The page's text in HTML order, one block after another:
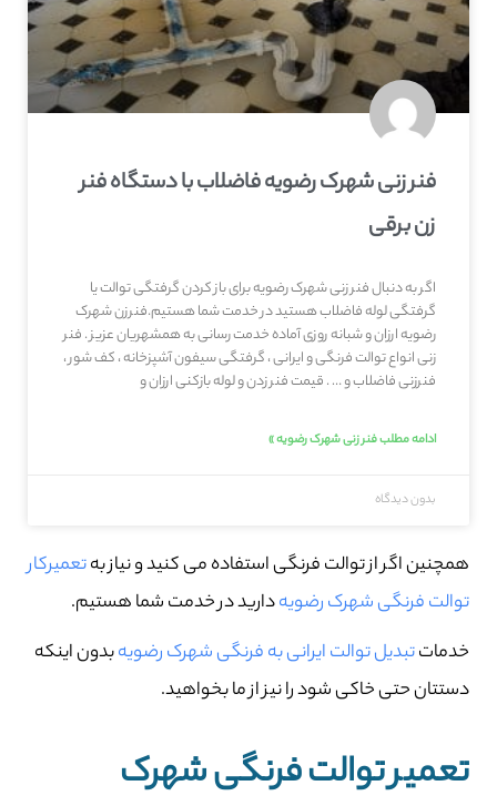
فنر زنی شهرک رضویه فاضلاب با دستگاه فنر
زن برقی
اگر به دنبال فنر زنی شهرک رضویه برای باز کردن گرفتگی توالت یا
گرفتگی لوله فاضلاب هستید در خدمت شما هستیم.فنرزن شهرک
رضویه ارزان و شبانه روزی آماده خدمت رسانی به همشهریان عزیز . فنر
زنی انواع توالت فرنگی و ایرانی ، گرفتگی سیفون آشپزخانه ، کف شور ،
فنرزنی فاضلاب و … . قیمت فنر زدن و لوله بازکنی ارزان و
ادامه مطلب فنر زنی شهرک رضویه »
بدون دیدگاه
همچنین اگر از توالت فرنگی استفاده می کنید و نیاز بهتعمیرکار
توالت فرنگی شهرک رضویهدارید در خدمت شما هستیم.
خدماتتبدیل توالت ایرانی به فرنگی شهرک رضویهبدون اینکه
دستتان حتی خاکی شود را نیز از ما بخواهید.
تعمیر توالت فرنگی شهرک